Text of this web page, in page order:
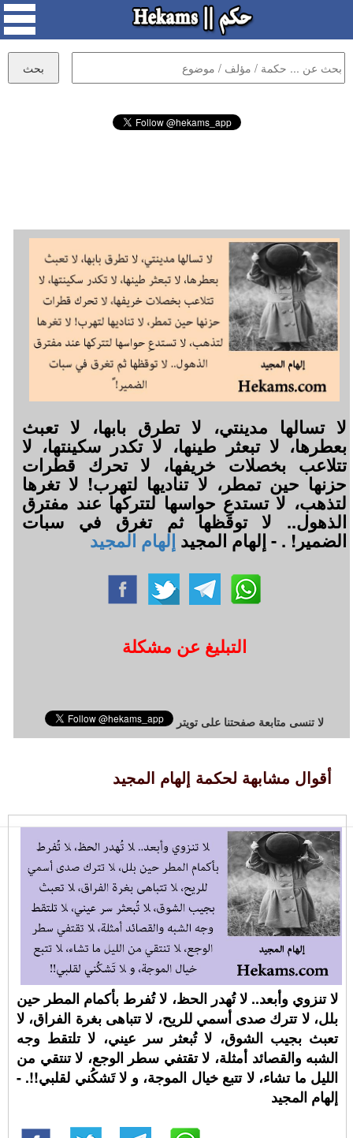
لا تسالها مدينتي، لا تطرق بابها، لا تعبث
بعطرها، لا تبعثر طينها، لا تكدر سكينتها، لا
تتلاعب بخصلات خريفها، لا تحرك قطرات
حزنها حين تمطر، لا تناديها لتهرب! لا تغرها
لتذهب، لا تستدعِ حواسها لتتركها عند مفترق
الذهول.. لا توقظها ثم تغرق في سبات
الضمير! ⁧‫. - إلهام المجيد إلهام المجيد
التبليغ عن مشكلة
لا تنسى متابعة صفحتنا على تويتر
أقوال مشابهة لحكمة إلهام المجيد
لا تنزوي وأبعد.. لا تُهدر الحظ، لا تُفرط بأكمام المطر حين
بلل، لا تترك صدى أسمي للريح، لا تتباهى بغرة الفراق، لا
تعبث بجيب الشوق، لا تُبعثر سر عيني، لا تلتقط وجه
الشبه والقصائد أمثلة، لا تقتفي سطر الوجع، لا تنتقي من
الليل ما تشاء، لا تتبع خيال الموجة، و لا تَشكُني لقلبي!!. -
إلهام المجيد